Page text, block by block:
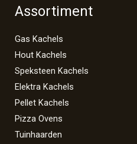
Assortiment
Gas Kachels
Hout Kachels
Speksteen Kachels
Elektra Kachels
Pellet Kachels
Pizza Ovens
Tuinhaarden